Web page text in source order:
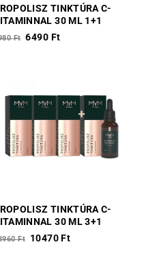
TINKTÚRA C-
30 ML 1+1
Ft Original
6490 FtCurrent
TINKTÚRA C-
30 ML 3+1
Ft
Original
10470FtCurrent